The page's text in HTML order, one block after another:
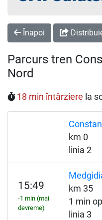
Înapoi
Parcurs tren
Nord
18 min întârziere la
km 0
linia 2
15:49
-1 min (mai
devreme)
km 35
1 min
linia 3